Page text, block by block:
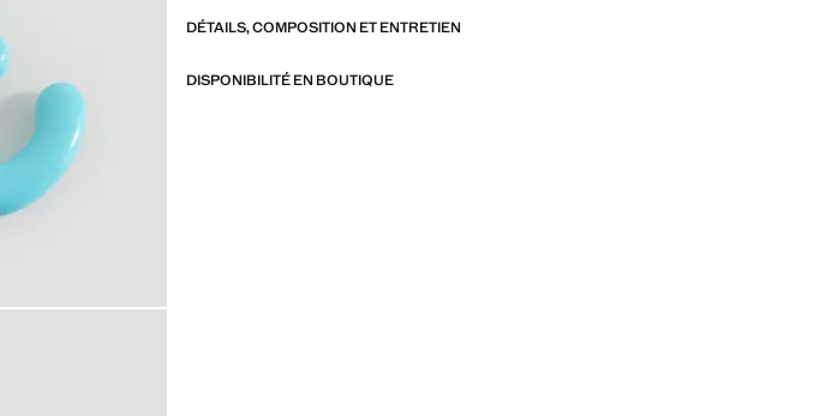
DÉTAILS, COMPOSITION ET ENTRETIEN
DISPONIBILITÉ EN BOUTIQUE